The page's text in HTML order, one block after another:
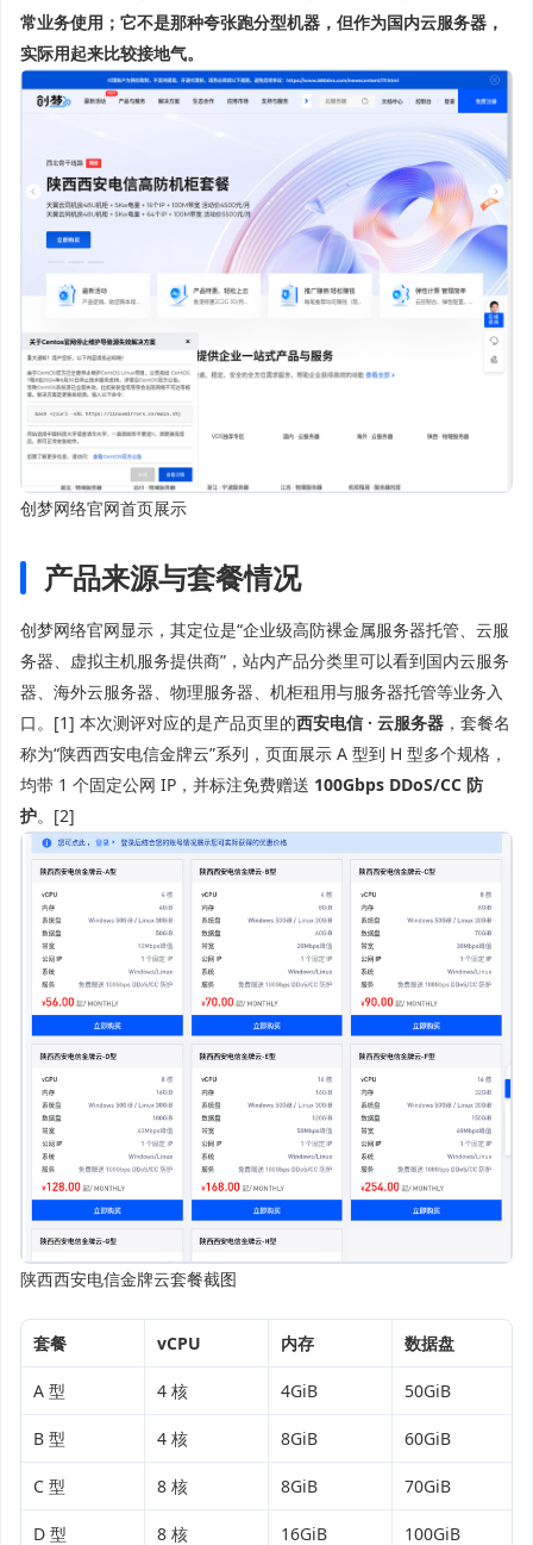
常业务使用；它不是那种夸张跑分型机器，但作为国内云服务器，
实际用起来比较接地气。
创梦网络官网首页展示
产品来源与套餐情况
创梦网络官网显示，其定位是“企业级高防裸金属服务器托管、云服
务器、虚拟主机服务提供商”，站内产品分类里可以看到国内云服务
器、海外云服务器、物理服务器、机柜租用与服务器托管等业务入
口。[1] 本次测评对应的是产品页里的西安电信 · 云服务器 ，套餐名
称为“陕西西安电信金牌云”系列，页面展示 A 型到 H 型多个规格，
均带 1 个固定公网 IP，并标注免费赠送 100Gbps DDoS/CC 防
护。[2]
陕西西安电信金牌云套餐截图
套餐 vCPU 内存 数据盘
A 型 4 核 4GiB 50GiB
B 型 4 核 8GiB 60GiB
C 型 8 核 8GiB 70GiB
D 型 8 核 16GiB 100GiB